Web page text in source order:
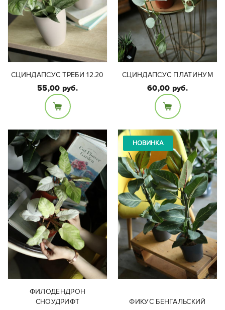
высота растения:
Высота растения 20 см
СЦИНДАПСУС ТРЕБИ 12.20
55,00 руб.
Диаметр 11см, высота
15см
СЦИНДАПСУС ПЛАТИНУМ
60,00 руб.
ФИЛОДЕНДРОН
СНОУДРИФТ
НОВИНКА
ФИКУС БЕНГАЛЬСКИЙ